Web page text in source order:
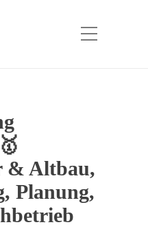
& Altbau,
Planung,